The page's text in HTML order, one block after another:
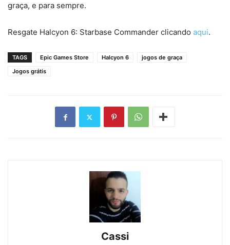
graça, e para sempre.
Resgate Halcyon 6: Starbase Commander clicando aqui.
TAGS Epic Games Store Halcyon 6
jogos de graça
Jogos grátis
Cassi